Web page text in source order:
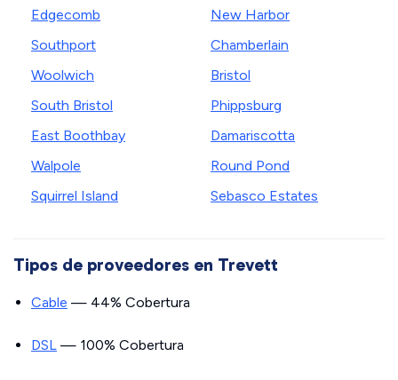
Edgecomb
Southport
Woolwich
South Bristol
East Boothbay
Walpole
Squirrel Island
New Harbor
Chamberlain
Bristol
Phippsburg
Damariscotta
Round Pond
Sebasco Estates
Tipos de proveedores en Trevett
Cable — 44% Cobertura
DSL — 100% Cobertura